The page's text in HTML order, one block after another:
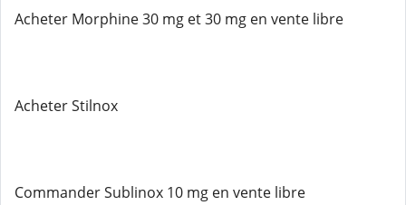
Acheter Morphine 30 mg et 30 mg en vente libre
Acheter Stilnox
Commander Sublinox 10 mg en vente libre